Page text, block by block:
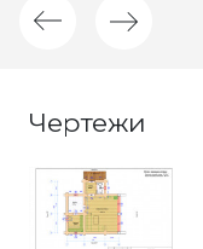
Чертежи